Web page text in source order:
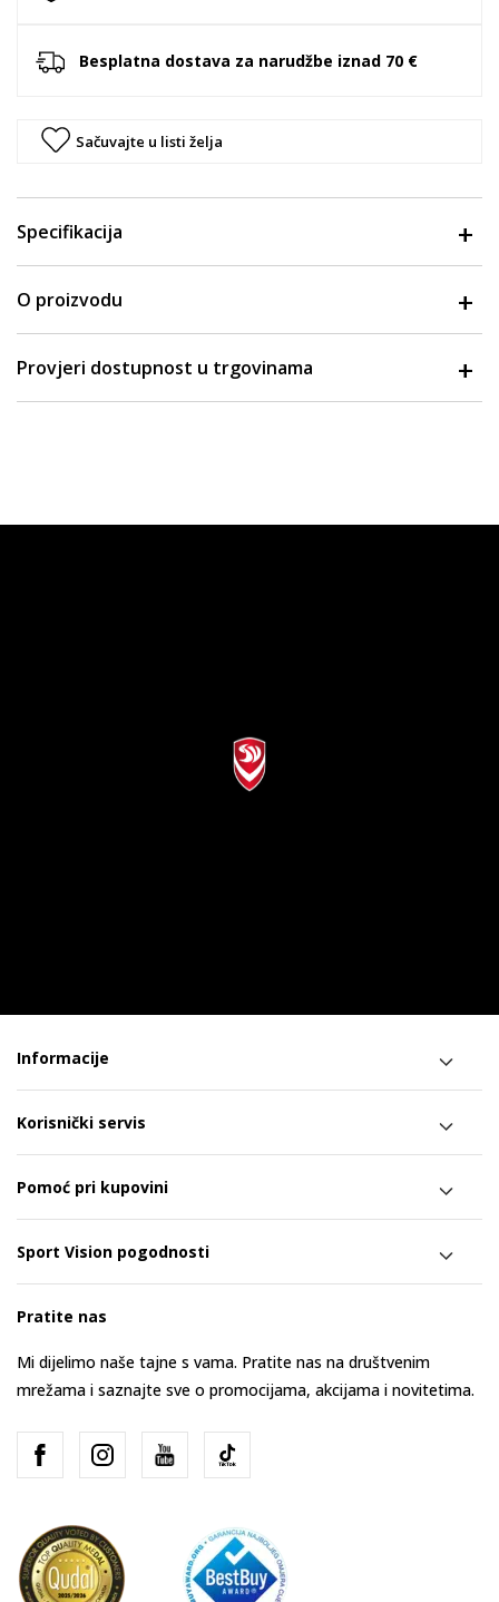
Besplatna dostava za narudžbe iznad 70 €
Sačuvajte u listi želja
Specifikacija
O proizvodu
Provjeri dostupnost u trgovinama
Informacije
Korisnički servis
Pomoć pri kupovini
Sport Vision pogodnosti
Pratite nas
Mi dijelimo naše tajne s vama. Pratite nas na društvenim
mrežama i saznajte sve o promocijama, akcijama i novitetima.